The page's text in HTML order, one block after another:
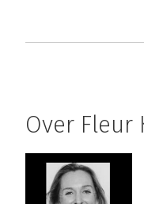
Over Fleur